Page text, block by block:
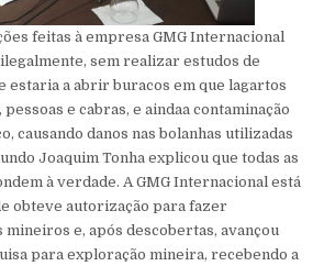
feitas à empresa GMG Internacional
sem realizar estudos de
estaria a abrir buracos em que lagartos
e cabras, e aindaa contaminação
causando danos nas bolanhas utilizadas
Joaquim Tonha explicou que todas as
à verdade. A GMG Internacional está
obteve autorização para fazer
e, após descobertas, avançou
para exploração mineira, recebendo a